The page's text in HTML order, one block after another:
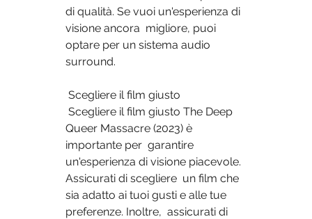
di qualità. Se vuoi un'esperienza di
visione ancora  migliore, puoi
optare per un sistema audio
surround.
Scegliere il film giusto
Queer Massacre (2023) è
importante per  garantire
un'esperienza di visione piacevole.
Assicurati di scegliere  un film che
sia adatto ai tuoi gusti e alle tue
preferenze. Inoltre,  assicurati di